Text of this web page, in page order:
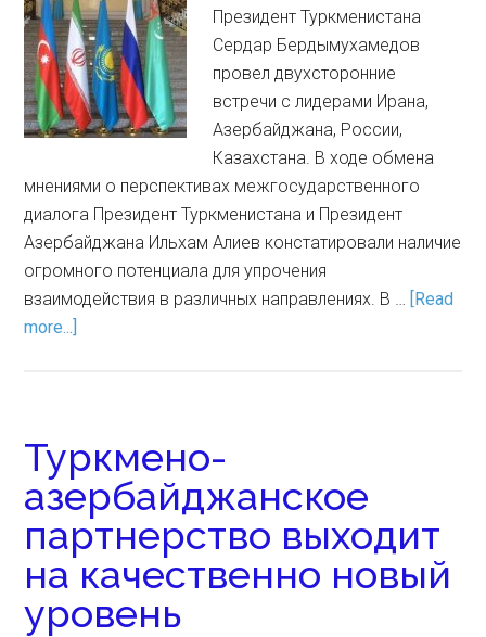
Президент Туркменистана
Сердар Бердымухамедов
провел двухсторонние
встречи с лидерами Ирана,
Азербайджана, России,
Казахстана. В ходе обмена
мнениями о перспективах межгосударственного
диалога Президент Туркменистана и Президент
Азербайджана Ильхам Алиев констатировали наличие
огромного потенциала для упрочения
взаимодействия в различных направлениях. В … [Read
more...]
Туркмено-
азербайджанское
партнерство выходит
на качественно новый
уровень